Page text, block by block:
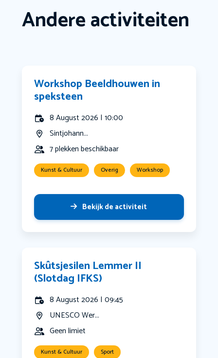
Andere activiteiten
Workshop Beeldhouwen in
speksteen
8 August 2026 | 10:00
Sintjohann...
7 plekken beschikbaar
Kunst & Cultuur Overig Workshop
Bekijk de activiteit
Skûtsjesilen Lemmer II
(Slotdag IFKS)
8 August 2026 | 09:45
UNESCO Wer...
Geen limiet
Kunst & Cultuur Sport